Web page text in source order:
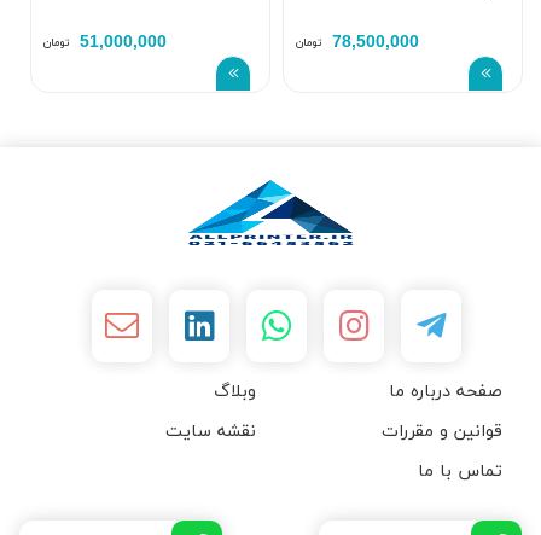
78,500,000 تومان 51,000,000 تومان
صفحه درباره ما
وبلاگ
قوانین و مقررات
نقشه سایت
تماس با ما